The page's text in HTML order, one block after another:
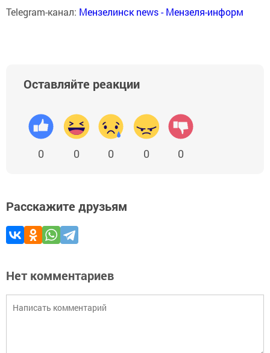
Telegram-канал: Мензелинск news - Мензеля-информ
Оставляйте реакции
0 0 0 0 0
Расскажите друзьям
Нет комментариев